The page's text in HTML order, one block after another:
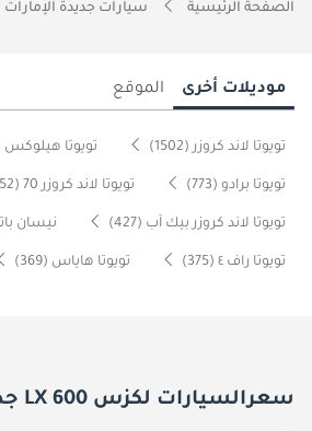
الصفحة الرئيسية سيارات جديدة الإمارات
موديلات أخرى الموقع
تويوتا لاند كروزر (1502) تويوتا هيلوكس
تويوتا برادو (773) تويوتا لاند كروزر 70 (552)
تويوتا لاند كروزر بيك آب (427) نيسان
تويوتا راف ٤ (375) تويوتا هاياس (369)
سعرالسيارات لكزس LX 600 جديدة فى دبي